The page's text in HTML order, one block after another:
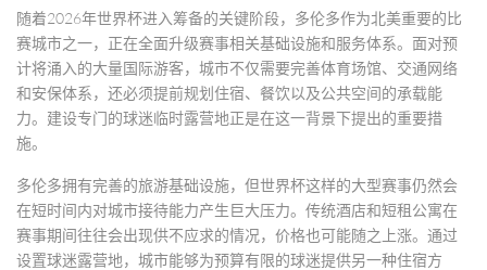
随着2026年世界杯进入筹备的关键阶段，多伦多作为北美重要的比
赛城市之一，正在全面升级赛事相关基础设施和服务体系。面对预
计将涌入的大量国际游客，城市不仅需要完善体育场馆、交通网络
和安保体系，还必须提前规划住宿、餐饮以及公共空间的承载能
力。建设专门的球迷临时露营地正是在这一背景下提出的重要措
施。
多伦多拥有完善的旅游基础设施，但世界杯这样的大型赛事仍然会
在短时间内对城市接待能力产生巨大压力。传统酒店和短租公寓在
赛事期间往往会出现供不应求的情况，价格也可能随之上涨。通过
设置球迷露营地，城市能够为预算有限的球迷提供另一种住宿方